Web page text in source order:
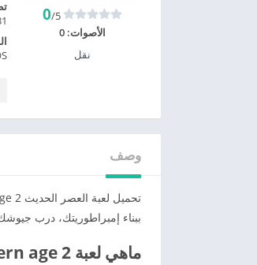
0/5
الأصوات:0
نقل
31
وصف
تحميل لعبة العصر الحديث 2 modern age للأندرويد و للأيفون أخر إصدار استمتع بتجربة فريدة مع
ببناء إمبراطوريتك، درب
ماهي لعبة 2 modern age؟